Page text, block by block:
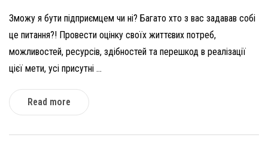
Зможу я бути підприємцем чи ні? Багато хто з вас задавав собі
це питання?! Провести оцінку своїх життєвих потреб,
можливостей, ресурсів, здібностей та перешкод в реалізації
цієї мети, усі присутні ...
Read more